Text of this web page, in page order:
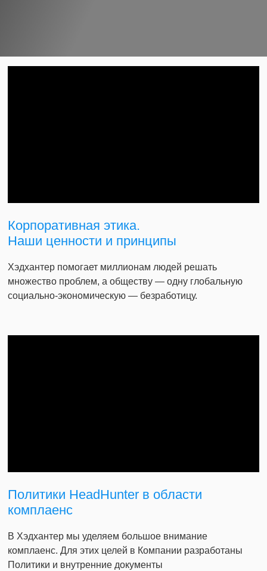
Корпоративная этика.
Наши ценности и принципы
Хэдхантер помогает миллионам людей решать
множество проблем, а обществу — одну глобальную
социально-экономическую — безработицу.
Политики HeadHunter в области
комплаенс
В Хэдхантер мы уделяем большое внимание
комплаенс. Для этих целей в Компании разработаны
Политики и внутренние документы